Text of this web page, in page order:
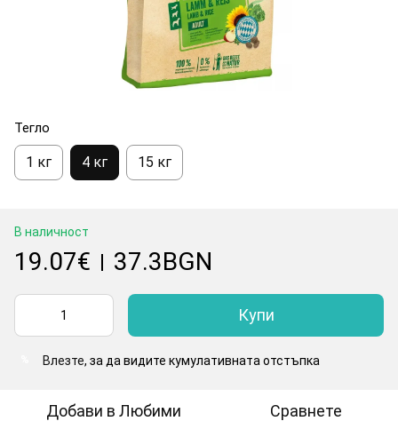
Тегло
1 кг 4 кг 15 кг
В наличност
19.07€ | 37.3BGN
Купи
Влезте, за да видите кумулативната отстъпка
Добави в Любими Сравнете